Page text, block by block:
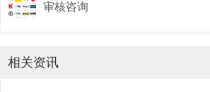
审核咨询
相关资讯